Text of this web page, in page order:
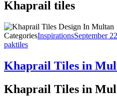
Khaprail tiles
CategoriesInspirationsSeptember
paktiles
Khaprail Tiles in
Khaprail Tiles in